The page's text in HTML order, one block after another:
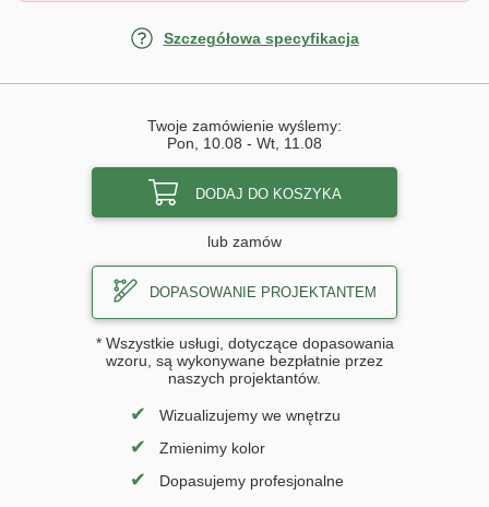
Szczegółowa specyfikacja
Twoje zamówienie wyślemy:
Pon, 10.08 - Wt, 11.08
DODAJ DO KOSZYKA
lub zamów
DOPASOWANIE PROJEKTANTEM
* Wszystkie usługi, dotyczące dopasowania
wzoru, są wykonywane bezpłatnie przez
naszych projektantów.
✔ Wizualizujemy we wnętrzu
✔ Zmienimy kolor
✔ Dopasujemy profesjonalne